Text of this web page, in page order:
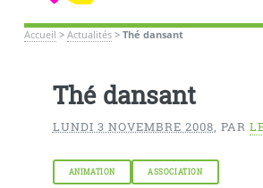
Accueil > Actualités> Thé dansant
Thé dansant
LUNDI 3 NOVEMBRE 2008, PAR
ANIMATION ASSOCIATION